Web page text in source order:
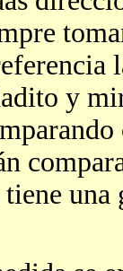
y
una